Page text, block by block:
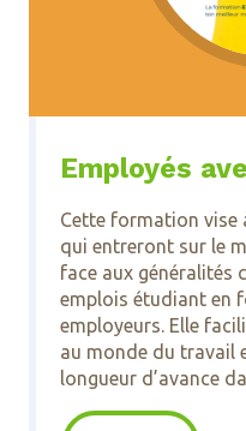
Employés
Cette formation vise
qui entreront sur le
face aux généralités
emplois étudiant en
employeurs. Elle
au monde du travail
longueur d’avance